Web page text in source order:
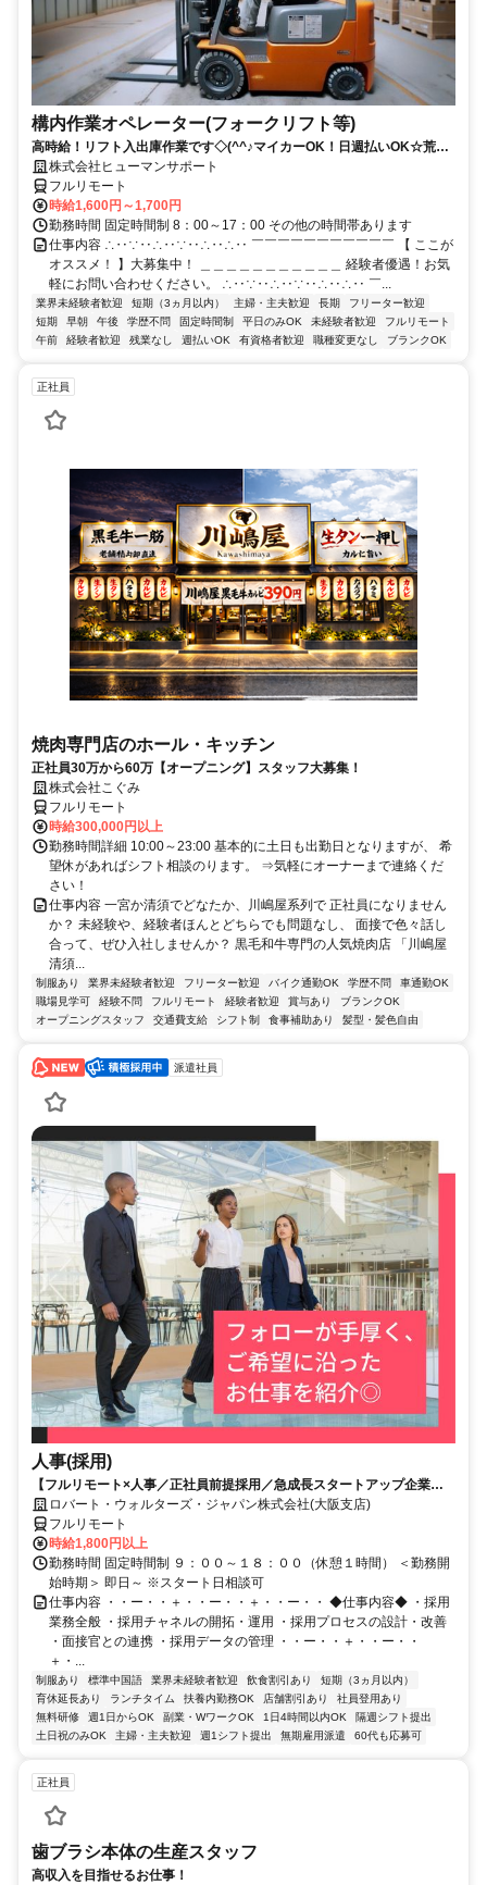
構内作業オペレーター(フォークリフト等)
高時給！リフト入出庫作業です◇(^^♪マイカーOK！日週払いOK☆荒本
駅★【シゴト№0619】
株式会社ヒューマンサポート
フルリモート
時給1,600円～1,700円
勤務時間 固定時間制 8：00～17：00 その他の時間帯あります
仕事内容 ∴‥∵‥∴‥∵‥∴‥∴‥ ￣￣￣￣￣￣￣￣￣￣￣ 【 ここが
オススメ！ 】大募集中！ ＿＿＿＿＿＿＿＿＿＿＿ 経験者優遇！お気
軽にお問い合わせください。 ∴‥∵‥∴‥∵‥∴‥∴‥ ￣...
業界未経験者歓迎 短期（3ヵ月以内） 主婦・主夫歓迎 長期
フリーター歓迎
短期
早朝 午後 学歴不問 固定時間制 平日のみOK 未経験者歓迎
フルリモート
午前
経験者歓迎 残業なし 週払いOK 有資格者歓迎 職種変更なし ブランクOK
正社員
焼肉専門店のホール・キッチン
正社員30万から60万【オープニング】スタッフ大募集！
株式会社こぐみ
フルリモート
時給300,000円以上
勤務時間詳細 10:00～23:00 基本的に土日も出勤日となりますが、 希
望休があればシフト相談のります。 ⇒気軽にオーナーまで連絡くだ
さい！
仕事内容 一宮か清須でどなたか、川嶋屋系列で 正社員になりません
か？ 未経験や、経験者ほんとどちらでも問題なし、 面接で色々話し
合って、ぜひ入社しませんか？ 黒毛和牛専門の人気焼肉店 「川嶋屋
清須...
制服あり 業界未経験者歓迎 フリーター歓迎 バイク通勤OK 学歴不問
車通勤OK
職場見学可
経験不問 フルリモート 経験者歓迎 賞与あり
ブランクOK
オープニングスタッフ
交通費支給 シフト制 食事補助あり 髪型・髪色自由
派遣社員
人事(採用)
【フルリモート×人事／正社員前提採用／急成長スタートアップ企業／
英語】Robert Walters
ロバート・ウォルターズ・ジャパン株式会社(大阪支店)
フルリモート
時給1,800円以上
勤務時間 固定時間制 ９：００～１８：００（休憩１時間） ＜勤務開
始時期＞ 即日～ ※スタート日相談可
仕事内容 ・・ー・・＋・・ー・・＋・・ー・・ ◆仕事内容◆ ・採用
業務全般 ・採用チャネルの開拓・運用 ・採用プロセスの設計・改善
・面接官との連携 ・採用データの管理 ・・ー・・＋・・ー・・
＋・...
制服あり 標準中国語 業界未経験者歓迎 飲食割引あり
短期（3ヵ月以内）
育休延長あり
ランチタイム 扶養内勤務OK 店舗割引あり
社員登用あり
無料研修
週1日からOK 副業・WワークOK 1日4時間以内OK
隔週シフト提出
土日祝のみOK
主婦・主夫歓迎 週1シフト提出 無期雇用派遣 60代も応募可
正社員
歯ブラシ本体の生産スタッフ
高収入を目指せるお仕事！